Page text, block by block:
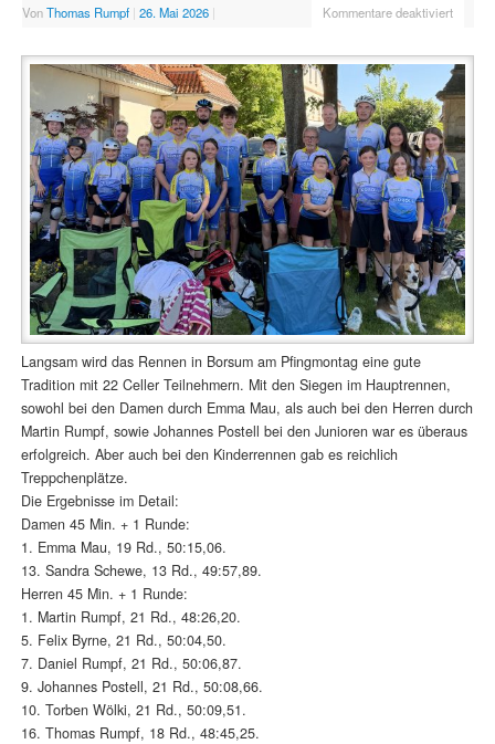
VonThomas Rumpf | 26. Mai 2026 | Kommentare deaktiviert
Langsam wird das Rennen in Borsum am Pfingmontag eine gute
Tradition mit 22 Celler Teilnehmern. Mit den Siegen im Hauptrennen,
sowohl bei den Damen durch Emma Mau, als auch bei den Herren durch
Martin Rumpf, sowie Johannes Postell bei den Junioren war es überaus
erfolgreich. Aber auch bei den Kinderrennen gab es reichlich
Treppchenplätze.
Die Ergebnisse im Detail:
Damen 45 Min. + 1 Runde:
1. Emma Mau, 19 Rd., 50:15,06.
13. Sandra Schewe, 13 Rd., 49:57,89.
Herren 45 Min. + 1 Runde:
1. Martin Rumpf, 21 Rd., 48:26,20.
5. Felix Byrne, 21 Rd., 50:04,50.
7. Daniel Rumpf, 21 Rd., 50:06,87.
9. Johannes Postell, 21 Rd., 50:08,66.
10. Torben Wölki, 21 Rd., 50:09,51.
16. Thomas Rumpf, 18 Rd., 48:45,25.